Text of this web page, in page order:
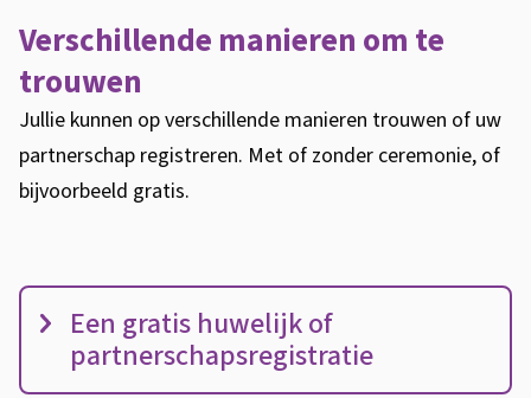
e
n
:
e
Verschillende manieren om te
trouwen
Jullie kunnen op verschillende manieren trouwen of uw
partnerschap registreren. Met of zonder ceremonie, of
bijvoorbeeld gratis.
M
Een gratis huwelijk of
partnerschapsregistratie